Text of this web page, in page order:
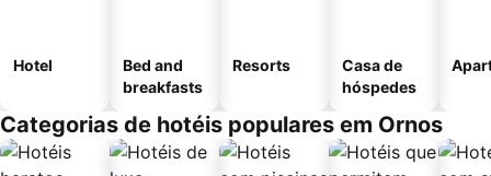
Hotel
Bed and
breakfasts
Resorts
Casa de
hóspedes
Categorias de hotéis populares em Ornos